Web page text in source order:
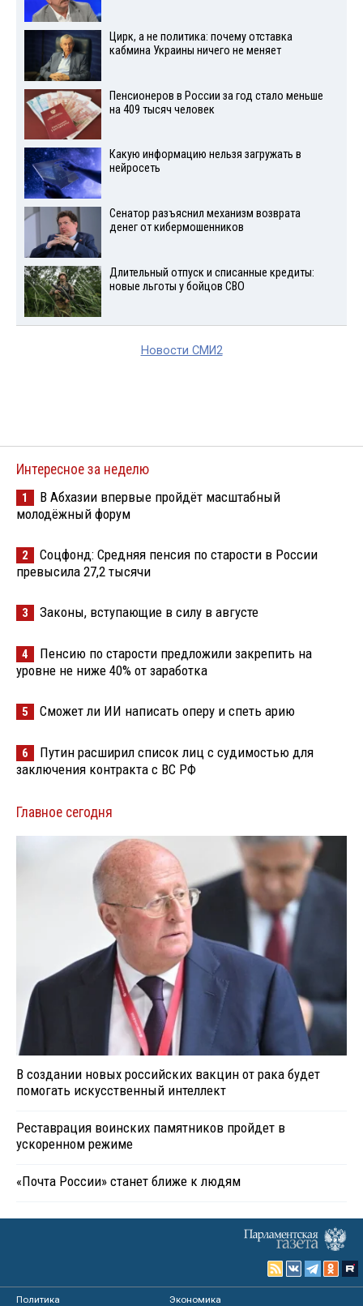
Цирк, а не политика: почему отставка
кабмина Украины ничего не меняет
Пенсионеров в России за год стало меньше
на 409 тысяч человек
Какую информацию нельзя загружать в
нейросеть
Сенатор разъяснил механизм возврата
денег от кибермошенников
Длительный отпуск и списанные кредиты:
новые льготы у бойцов СВО
Новости СМИ2
Интересное за неделю
1
В Абхазии впервые пройдёт масштабный
молодёжный форум
2
Соцфонд: Средняя пенсия по старости в России
превысила 27,2 тысячи
3 Законы, вступающие в силу в августе
4
Пенсию по старости предложили закрепить на
уровне не ниже 40% от заработка
5 Сможет ли ИИ написать оперу и спеть арию
6
Путин расширил список лиц с судимостью для
заключения контракта с ВС РФ
Главное сегодня
В создании новых российских вакцин от рака будет
помогать искусственный интеллект
Реставрация воинских памятников пройдет в
ускоренном режиме
«Почта России» станет ближе к людям
Политика
Экономика